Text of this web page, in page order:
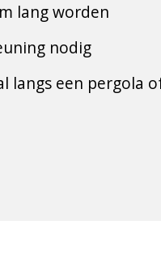
lang worden
nodig
langs een pergola